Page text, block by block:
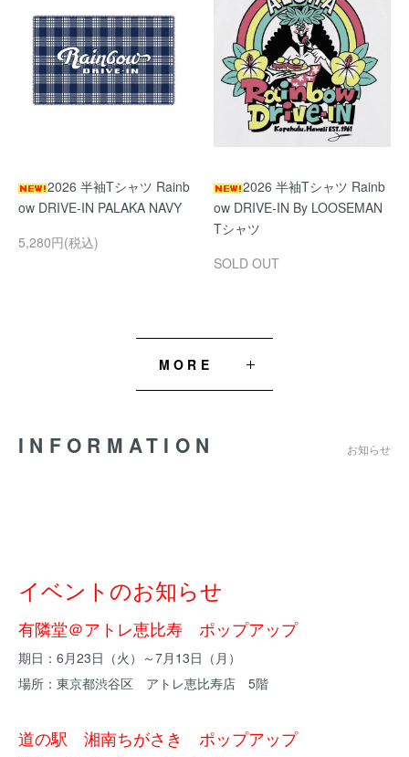
2026 半袖Tシャツ Rainb
ow DRIVE-IN PALAKA NAVY
5,280円(税込)
2026 半袖Tシャツ Rainb
ow DRIVE-IN By LOOSEMAN
Tシャツ
SOLD OUT
MORE
INFORMATION お知らせ
イベントのお知らせ
有隣堂＠アトレ恵比寿 ポップアップ
期日：6月23日（火）～7月13日（月）
場所：東京都渋谷区 アトレ恵比寿店 5階
道の駅 湘南ちがさき ポップアップ